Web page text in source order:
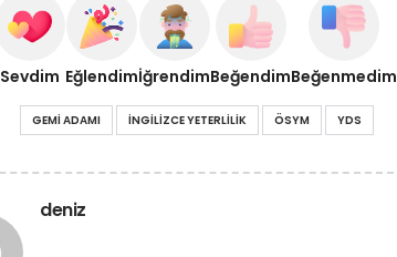
Sevdim EğlendimİğrendimBeğendimBeğenmedim
GEMI ADAMI INGILIZCE YETERLILIK ÖSYM YDS
deniz